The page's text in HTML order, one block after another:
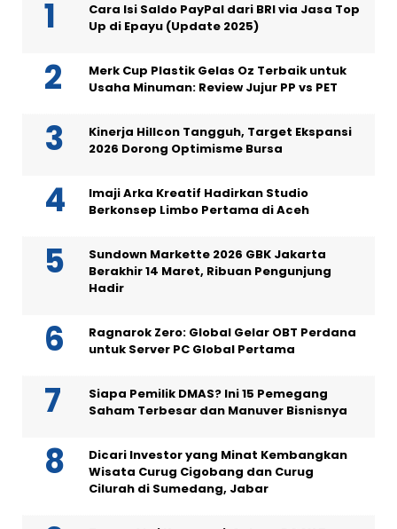
Cara Isi Saldo PayPal dari BRI via Jasa Top
Up di Epayu (Update 2025)
Merk Cup Plastik Gelas Oz Terbaik untuk
Usaha Minuman: Review Jujur PP vs PET
Kinerja Hillcon Tangguh, Target Ekspansi
2026 Dorong Optimisme Bursa
Imaji Arka Kreatif Hadirkan Studio
Berkonsep Limbo Pertama di Aceh
Sundown Markette 2026 GBK Jakarta
Berakhir 14 Maret, Ribuan Pengunjung
Hadir
Ragnarok Zero: Global Gelar OBT Perdana
untuk Server PC Global Pertama
Siapa Pemilik DMAS? Ini 15 Pemegang
Saham Terbesar dan Manuver Bisnisnya
Dicari Investor yang Minat Kembangkan
Wisata Curug Cigobang dan Curug
Cilurah di Sumedang, Jabar